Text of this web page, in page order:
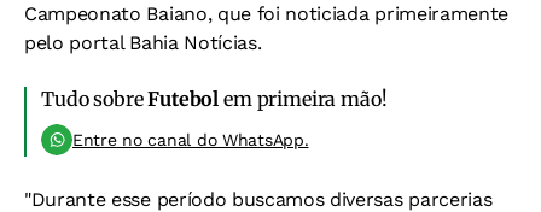
Campeonato Baiano, que foi noticiada primeiramente
pelo portal Bahia Notícias.
Tudo sobreFutebol em primeira mão!
Entre no canal do WhatsApp.
"Durante esse período buscamos diversas parcerias